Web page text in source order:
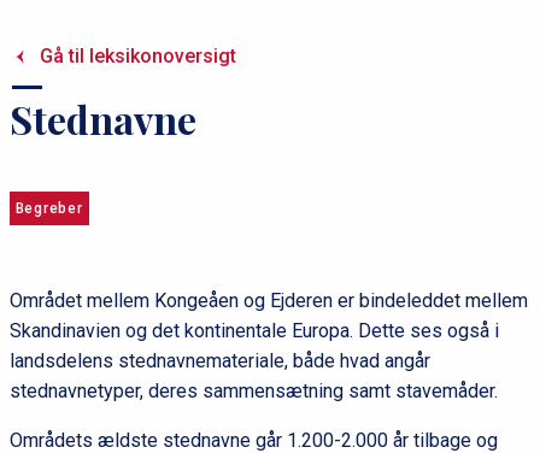
k
r
u
m
Gå til leksikonoversigt
Stednavne
Begreber
Området mellem Kongeåen og Ejderen er bindeleddet mellem
Skandinavien og det kontinentale Europa. Dette ses også i
landsdelens stednavnemateriale, både hvad angår
stednavnetyper, deres sammensætning samt stavemåder.
Områdets ældste stednavne går 1.200-2.000 år tilbage og